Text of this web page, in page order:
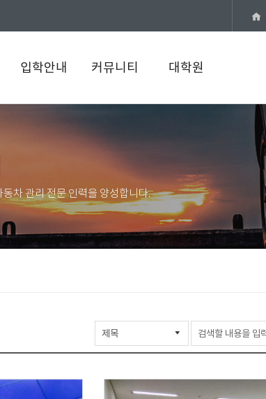
입학안내 커뮤니티 대학원
물